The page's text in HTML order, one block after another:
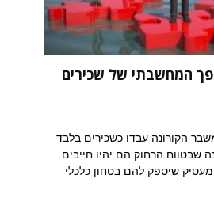
המחשבתי של שכירים
הקורונה עבדו כשכירים בלבד
הרחוק הם יהיו חייבים
שיספק להם בטחון כלכלי